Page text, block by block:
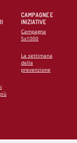
CAMPAGNE E
INIZIATIVE
Campagna
5x1000
La settimana
della
prevenzione